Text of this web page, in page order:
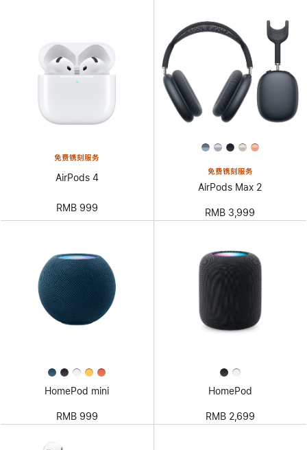
免费镌刻服务
AirPods 4
RMB 999
免费镌刻服务
AirPods Max 2
RMB 3,999
HomePod mini
RMB 999
HomePod
RMB 2,699